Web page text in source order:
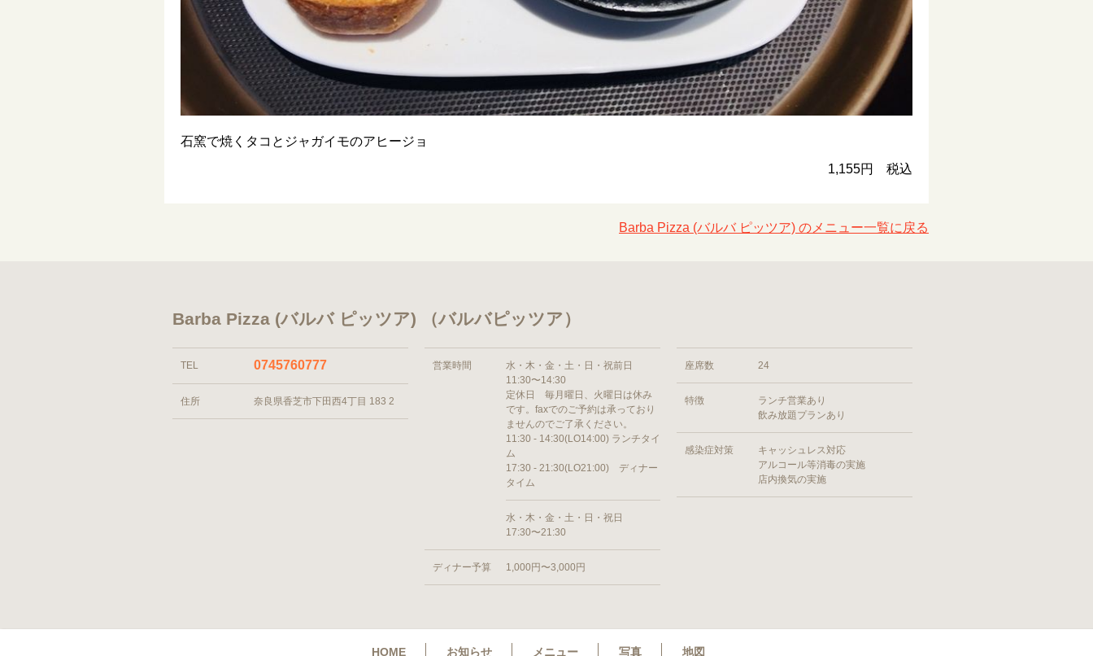
石窯で焼くタコとジャガイモのアヒージョ
1,155円 税込
Barba Pizza (バルバ ピッツア) のメニュー一覧に戻る
Barba Pizza (バルバ ピッツア) （バルバピッツア）
TEL 0745760777
住所 奈良県香芝市下田西4丁目 183 2
営業時間
水・木・金・土・日・祝前日
11:30〜14:30
定休日 毎月曜日、火曜日は休み
です。faxでのご予約は承っており
ませんのでご了承ください。
11:30 - 14:30(LO14:00) ランチタイ
ム
17:30 - 21:30(LO21:00) ディナー
タイム
水・木・金・土・日・祝日
17:30〜21:30
ディナー予算 1,000円〜3,000円
座席数 24
特徴
ランチ営業あり
飲み放題プランあり
感染症対策
キャッシュレス対応
アルコール等消毒の実施
店内換気の実施
HOME お知らせ メニュー 写真 地図